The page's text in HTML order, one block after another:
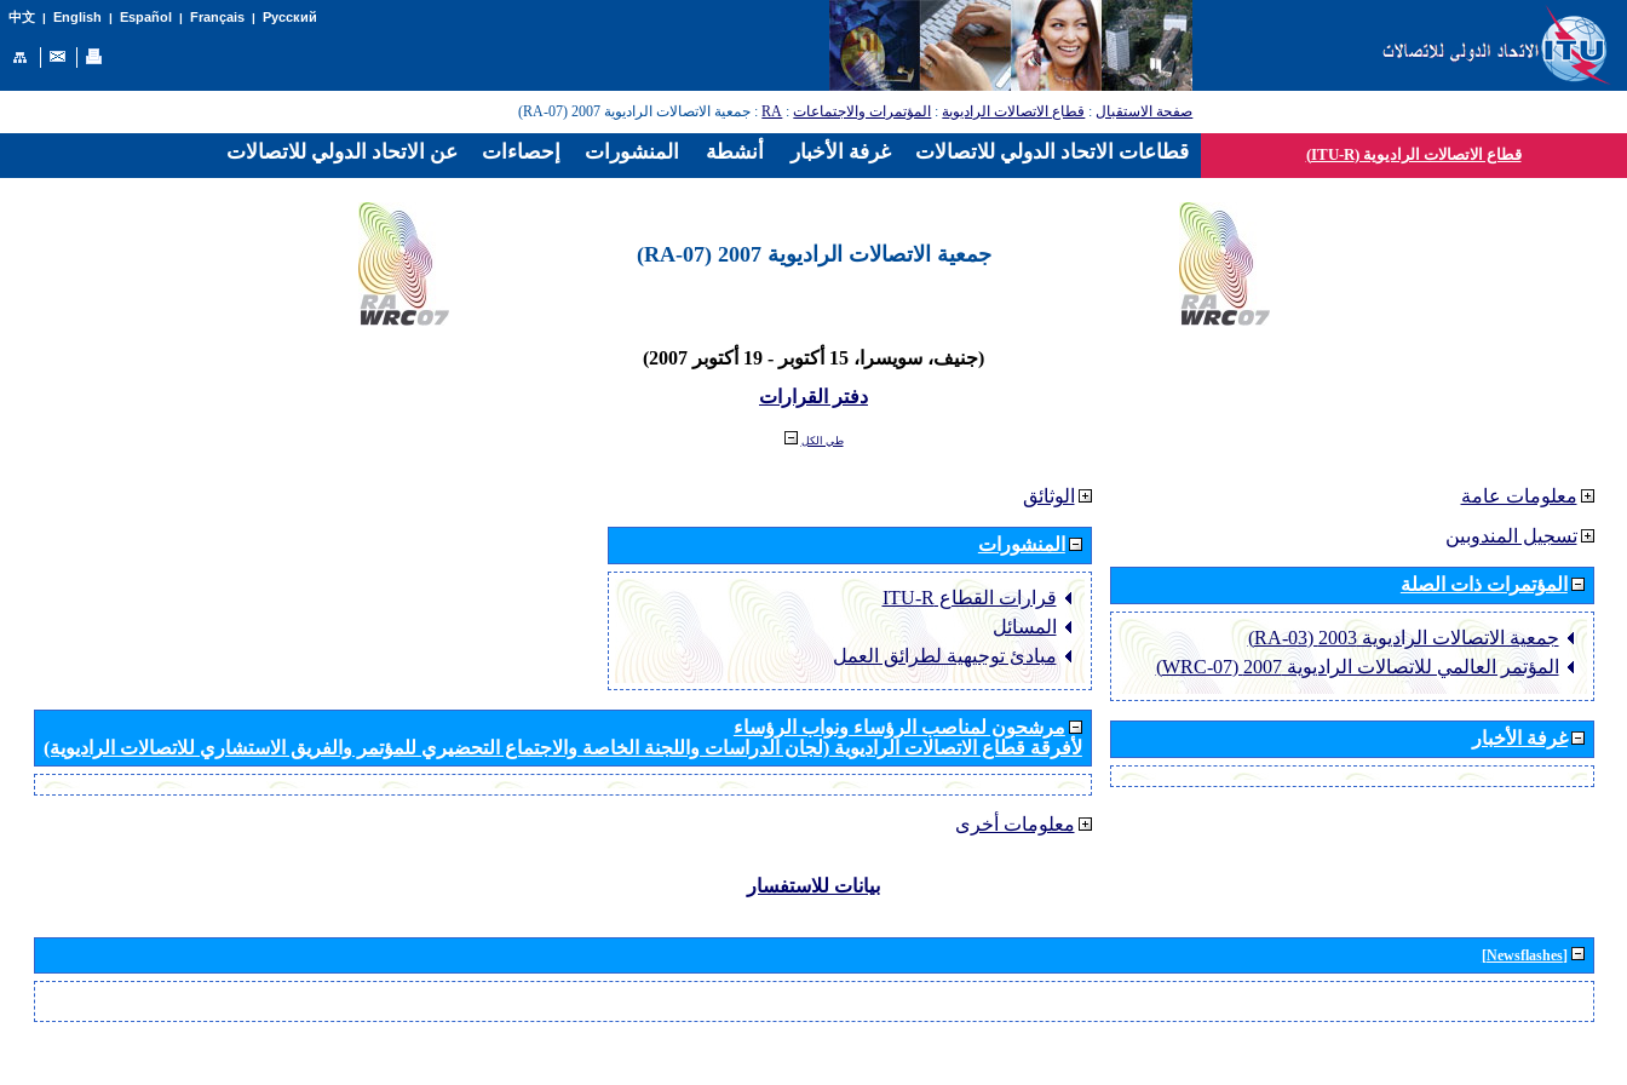
中文| English | Español | Français| Русский
صفحة الاستقبال: قطاع الاتصالات الراديوية: المؤتمرات والاجتماعات:
RA: جمعية الاتصالات الراديوية 2007 (RA-07)
قطاع الاتصالات الراديوية (ITU-R)
جمعية الاتصالات الراديوية 2007 (RA-07)
(جنيف، سويسرا، 15 أكتوبر - 19 أكتوبر 2007)
دفتر القرارات
طي الكل
الوثائق
المنشورات
قرارات القطاع ‏ITU-R
المسائل
مبادئ توجيهية لطرائق العمل
مرشحون لمناصب الرؤساء ونواب الرؤساء
لأفرقة قطاع الاتصالات الراديوية (لجان الدراسات واللجنة الخاصة والاجتماع التحضيري للمؤتمر والفريق الاستشاري للاتصالات الراديوية)
معلومات أخرى
معلومات عامة
تسجيل المندوبين
المؤتمرات ذات الصلة
جمعية الاتصالات الراديوية 2003 (RA-03)
المؤتمر العالمي للاتصالات الراديوية 2007 (WRC-07)
غرفة الأخبار
بيانات للاستفسار
[Newsflashes]
عن الاتحاد الدولي للاتصالات إحصاءات المنشورات أنشطة غرفة الأخبار قطاعات الاتحاد الدولي للاتصالات